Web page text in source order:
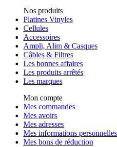
Nos produits
Platines Vinyles
Cellules
Accessoires
Ampli, Alim & Casques
Câbles & Filtres
Les bonnes affaires
Les produits arrêtés
Les marques
Mon compte
Mes commandes
Mes avoirs
Mes adresses
Mes informations personnelles
Mes bons de réduction